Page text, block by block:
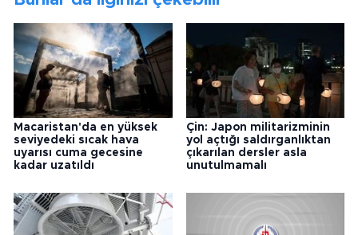
Macaristan'da en yüksek
seviyedeki sıcak hava
uyarısı cuma gecesine
kadar uzatıldı
Çin: Japon militarizminin
yol açtığı saldırganlıktan
çıkarılan dersler asla
unutulmamalı